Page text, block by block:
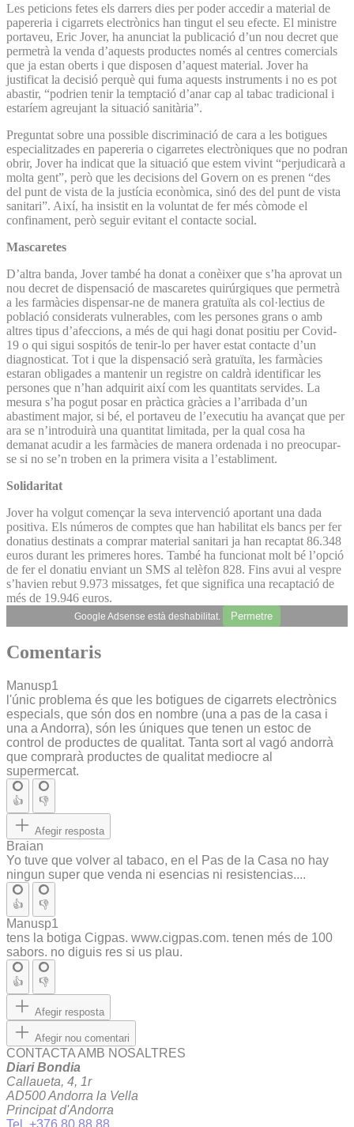
Les peticions fetes els darrers dies per poder accedir a material de
papereria i cigarrets electrònics han tingut el seu efecte. El ministre
portaveu, Eric Jover, ha anunciat la publicació d’un nou decret que
permetrà la venda d’aquests productes només al centres comercials
que ja estan oberts i que disposen d’aquest material. Jover ha
justificat la decisió perquè qui fuma aquests instruments i no es pot
abastir, “podrien tenir la temptació d’anar cap al tabac tradicional i
estaríem agreujant la situació sanitària”.
Preguntat sobre una possible discriminació de cara a les botigues
especialitzades en papereria o cigarretes electròniques que no podran
obrir, Jover ha indicat que la situació que estem vivint “perjudicarà a
molta gent”, però que les decisions del Govern on es prenen “des
del punt de vista de la justícia econòmica, sinó des del punt de vista
sanitari”. Així, ha insistit en la voluntat de fer més còmode el
confinament, però seguir evitant el contacte social.
Mascaretes
D’altra banda, Jover també ha donat a conèixer que s’ha aprovat un
nou decret de dispensació de mascaretes quirúrgiques que permetrà
a les farmàcies dispensar-ne de manera gratuïta als col·lectius de
població considerats vulnerables, com les persones grans o amb
altres tipus d’afeccions, a més de qui hagi donat positiu per Covid-
19 o qui sigui sospitós de tenir-lo per haver estat contacte d’un
diagnosticat. Tot i que la dispensació serà gratuïta, les farmàcies
estaran obligades a mantenir un registre on caldrà identificar les
persones que n’han adquirit així com les quantitats servides. La
mesura s’ha pogut posar en pràctica gràcies a l’arribada d’un
abastiment major, si bé, el portaveu de l’executiu ha avançat que per
ara se n’introduirà una quantitat limitada, per la qual cosa ha
demanat acudir a les farmàcies de manera ordenada i no preocupar-
se si no se’n troben en la primera visita a l’establiment.
Solidaritat
Jover ha volgut començar la seva intervenció aportant una dada
positiva. Els números de comptes que han habilitat els bancs per fer
donatius destinats a comprar material sanitari ja han recaptat 86.348
euros durant les primeres hores. També ha funcionat molt bé l’opció
de fer el donatiu enviant un SMS al telèfon 828. Fins avui al vespre
s’havien rebut 9.973 missatges, fet que significa una recaptació de
més de 19.946 euros.
Google Adsense està deshabilitat. Permetre
Comentaris
Manusp1
l'únic problema és que les botigues de cigarrets electrònics
especials, que són dos en nombre (una a pas de la casa i
una a Andorra), són les úniques que tenen un estoc de
control de productes de qualitat. Tanta sort al vagó andorrà
que comprarà productes de qualitat mediocre al
supermercat.
👍 👎
Afegir resposta
Braian
Yo tuve que volver al tabaco, en el Pas de la Casa no hay
ningun super que venda ni esencias ni resistencias....
👍 👎
Manusp1
tens la botiga Cigpas. www.cigpas.com. tenen més de 100
sabors. no diguis res si us plau.
👍 👎
Afegir resposta
Afegir nou comentari
CONTACTA AMB NOSALTRES
Diari Bondia
Callaueta, 4, 1r
AD500 Andorra la Vella
Principat d'Andorra